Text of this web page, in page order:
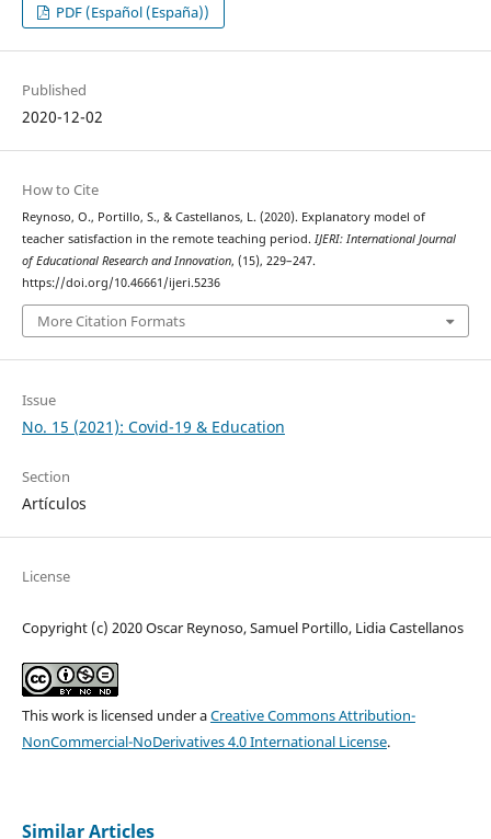
PDF (Español (España))
Published
2020-12-02
How to Cite
Reynoso, O., Portillo, S., & Castellanos, L. (2020). Explanatory model of
teacher satisfaction in the remote teaching period. IJERI: International Journal
of Educational Research and Innovation, (15), 229–247.
https://doi.org/10.46661/ijeri.5236
More Citation Formats
Issue
No. 15 (2021): Covid-19 & Education
Section
Artículos
License
Copyright (c) 2020 Oscar Reynoso, Samuel Portillo, Lidia Castellanos
This work is licensed under aCreative Commons Attribution-
NonCommercial-NoDerivatives 4.0 International License.
Similar Articles